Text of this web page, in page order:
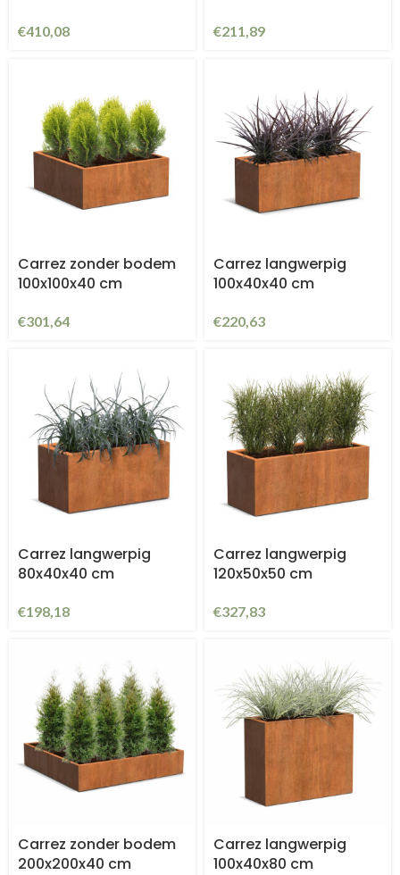
€410,08 €211,89
Carrez zonder bodem
100x100x40 cm
€301,64
Carrez langwerpig
100x40x40 cm
€220,63
Carrez langwerpig
80x40x40 cm
€198,18
Carrez langwerpig
120x50x50 cm
€327,83
Carrez zonder bodem
200x200x40 cm
Carrez langwerpig
100x40x80 cm